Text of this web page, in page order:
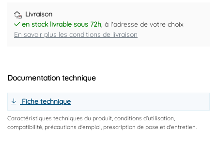
Livraison
en stock livrable sous 72h, à l'adresse de votre choix
En savoir plus les conditions de livraison
Documentation technique
Fiche technique
Caractéristiques techniques du produit, conditions d'utilisation,
compatibilité, précautions d'emploi, prescription de pose et d'entretien.